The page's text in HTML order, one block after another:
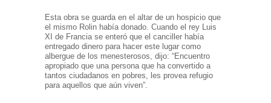
Esta obra se guarda en el altar de un hospicio que
el mismo Rolin había donado. Cuando el rey Luis
XI de Francia se enteró que el canciller había
entregado dinero para hacer este lugar como
albergue de los menesterosos, dijo: “Encuentro
apropiado que una persona que ha convertido a
tantos ciudadanos en pobres, les provea refugio
para aquellos que aún viven”.